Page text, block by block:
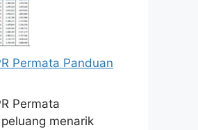
Permata Panduan
Permata
menarik